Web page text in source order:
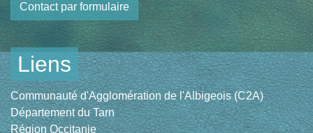
Contact par formulaire
Liens
Communauté d'Agglomération de l'Albigeois (C2A)
Département du Tarn
Région Occitanie